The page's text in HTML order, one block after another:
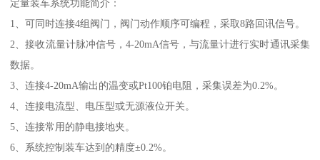
定量装车系统功能简介：
1、可同时连接4组阀门，阀门动作顺序可编程，采取8路回讯信号。
2、接收流量计脉冲信号，4-20mA信号，与流量计进行实时通讯采集
数据。
3、连接4-20mA输出的温变或Pt100铂电阻，采集误差为0.2%。
4、连接电流型、电压型或无源液位开关。
5、连接常用的静电接地夹。
6、系统控制装车达到的精度±0.2%。